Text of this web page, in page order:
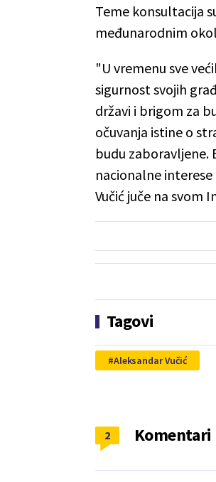
Teme konsultacija
međunarodnim
"U vremenu sve
sigurnost svojih
državi i brigom za
očuvanja istine o
budu zaboravljene.
nacionalne interese
Vučić juče na svom
Tagovi
Aleksandar Vučić
Komentari
2